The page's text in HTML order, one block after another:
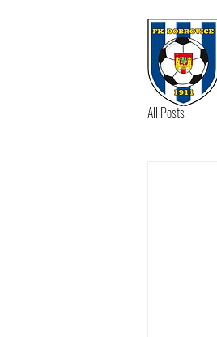
All Posts